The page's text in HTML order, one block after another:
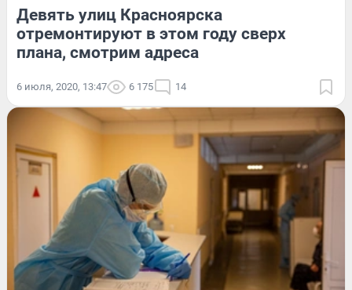
Девять улиц Красноярска
отремонтируют в этом году сверх
плана, смотрим адреса
6 июля, 2020, 13:47 6 175 14